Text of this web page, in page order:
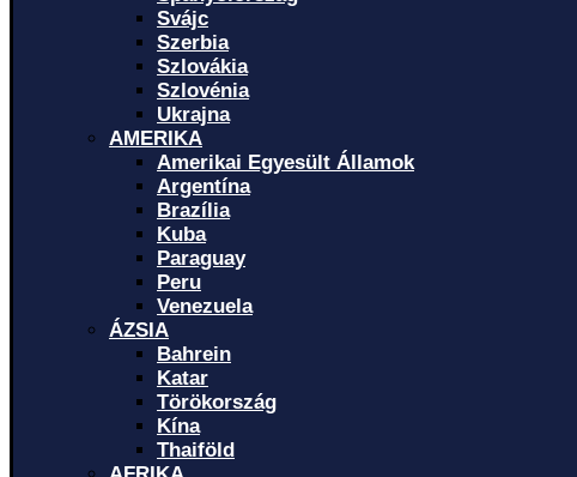
Svájc
Szerbia
Szlovákia
Szlovénia
Ukrajna
AMERIKA
Amerikai Egyesült Államok
Argentína
Brazília
Kuba
Paraguay
Peru
Venezuela
ÁZSIA
Bahrein
Katar
Törökország
Kína
Thaiföld